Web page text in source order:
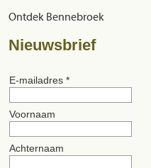
Ontdek Bennebroek
Nieuwsbrief